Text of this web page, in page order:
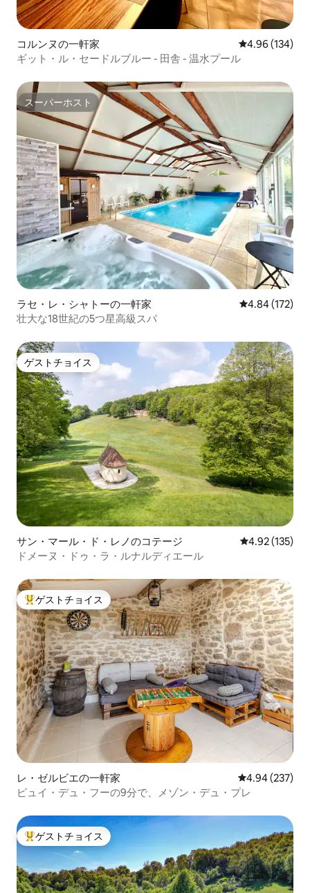
コルンヌの一軒家 レビュー134
4.96 (134)
ギット・ル・セードルブルー - 田舎 - 温水プール
スーパーホスト
スーパーホスト
ラセ・レ・シャトーの一軒家 レビュー172
4.84 (172)
壮大な18世紀の5つ星高級スパ
ゲストチョイス
ゲストチョイス
サン・マール・ド・レノのコテージ レビュー135
4.92 (135)
ドメーヌ・ドゥ・ラ・ルナルディエール
大好評のゲストチョイスです。
ゲストチョイス
レ・ゼルビエの一軒家 レビュー237
4.94 (237)
ピュイ・デュ・フーの9分で、メゾン・デュ・プレ
大好評のゲストチョイスです。
ゲストチョイス